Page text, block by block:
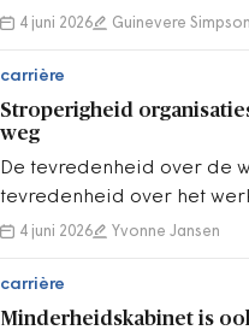
confrontatie is
4 juni 2026 Guinevere Simpson
carrière
Stroperigheid
weg
De tevredenheid over de
tevredenheid over het
4 juni 2026 Yvonne Jansen
carrière
Minderheidskabinet is